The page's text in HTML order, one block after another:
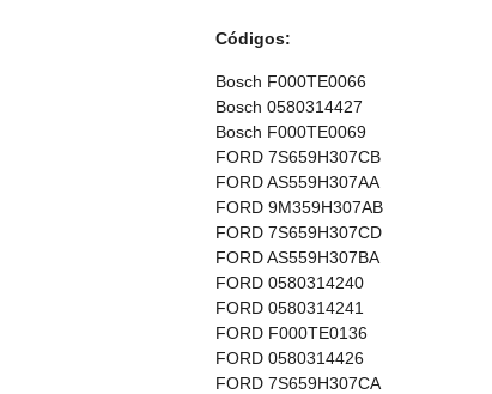
Códigos:
Bosch F000TE0066
Bosch 0580314427
Bosch F000TE0069
FORD 7S659H307CB
FORD AS559H307AA
FORD 9M359H307AB
FORD 7S659H307CD
FORD AS559H307BA
FORD 0580314240
FORD 0580314241
FORD F000TE0136
FORD 0580314426
FORD 7S659H307CA